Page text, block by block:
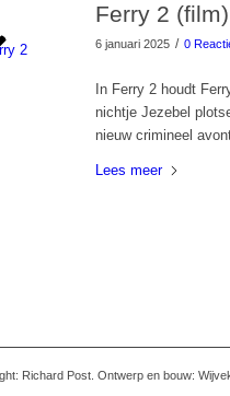
Ferry 2 (film)
6 januari 2025 / 0
In Ferry 2 houdt
nichtje Jezebel
nieuw crimineel
Lees meer
Richard Post. Ontwerp en bouw: